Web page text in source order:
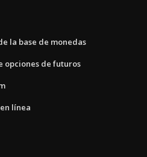
la base de monedas
opciones de futuros
línea